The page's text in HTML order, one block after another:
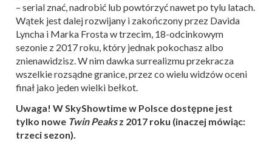
– serial znać, nadrobić lub powtórzyć nawet po tylu latach.
Wątek jest dalej rozwijany i zakończony przez Davida
Lyncha i Marka Frosta w trzecim, 18-odcinkowym
sezonie z 2017 roku, który jednak pokochasz albo
znienawidzisz. W nim dawka surrealizmu przekracza
wszelkie rozsądne granice, przez co wielu widzów oceni
finał jako jeden wielki bełkot.
Uwaga! W SkyShowtime w Polsce dostępne jest
tylko nowe Twin Peaksz 2017 roku (inaczej mówiąc:
trzeci sezon).